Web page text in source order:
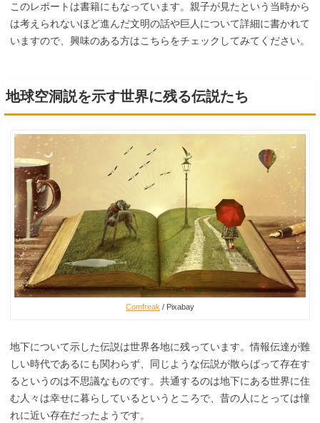
このレポートは書籍にもなっています。親子が見たという当時から
は考えられないほど進んだ文明の話や巨人について詳細に書かれて
いますので、興味のある方はこちらをチェックしてみてください。
地球空洞説を示す世界に残る伝説たち
Comfreak / Pixabay
地下について示した伝説は世界各地に残っています。情報伝達が難
しい時代であるにも関わらず、同じような伝説が散らばって存在す
るというのは不思議なものです。共通するのは地下にある世界に住
む人々は幸せに暮らしているというところで、昔の人にとっては憧
れに近い存在だったようです。